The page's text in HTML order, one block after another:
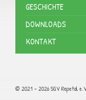
GESCHICHTE
DOWNLOADS
KONTAKT
© 2021 - 2026 SGV Repetal